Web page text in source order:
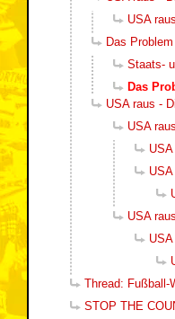
USA
Das
Staats-
Das
USA raus -
USA
USA
Thread: Fußball-
STOP THE